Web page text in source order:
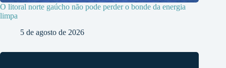
O litoral norte gaúcho não pode perder o bonde da energia
limpa
5 de agosto de 2026